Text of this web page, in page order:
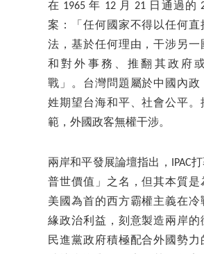
在 1965 年 12 月 21 日通過的
案：「任何國家不得以任何直
法，基於任何理由，干涉另一
和對外事務、推翻其政府
戰」。台灣問題屬於中國內政
姓期望台海和平、社會公平。
範，外國政客無權干涉。
兩岸和平發展論壇指出，IPAC
普世價值」之名，但其本質是
美國為首的西方霸權主義在冷
緣政治利益，刻意製造兩岸的
民進黨政府積極配合外國勢力